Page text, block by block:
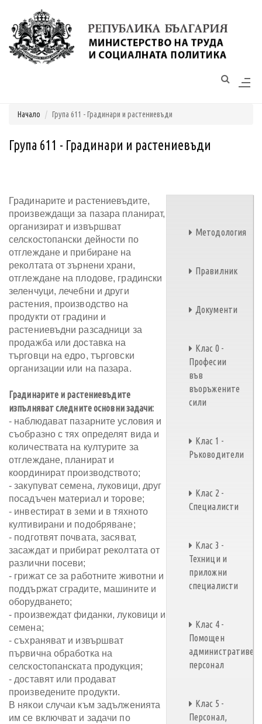
Моля,
обърнете
достъпност.
Начало Група 611 - Градинари и растениевъди
Група 611 - Градинари и растениевъди
Методология
Правилник
Документи
Клас 0 -
Професии
във
въоръжените
сили
Клас 1 -
Ръководители
Клас 2 -
Специалисти
Клас 3 -
Техници и
приложни
специалисти
Клас 4 -
Помощен
административен
персонал
Клас 5 -
Персонал,
Градинарите и растениевъдите,
произвеждащи за пазара планират,
организират и извършват
селскостопански дейности по
отглеждане и прибиране на
реколтата от зърнени храни,
отглеждане на плодове, градински
зеленчуци, лечебни и други
растения, производство на
продукти от градини и
растениевъдни разсадници за
продажба или доставка на
търговци на едро, търговски
организации или на пазара.
Градинарите и растениевъдите
изпълняват следните основни задачи:
- наблюдават пазарните условия и
съобразно с тях определят вида и
количествата на културите за
отглеждане, планират и
координират производството;
- закупуват семена, луковици, друг
посадъчен материал и торове;
- инвестират в земи и в тяхното
култивирани и подобряване;
- подготвят почвата, засяват,
засаждат и прибират реколтата от
различни посеви;
- грижат се за работните животни и
поддържат сградите, машините и
оборудването;
- произвеждат фиданки, луковици и
семена;
- съхраняват и извършват
първична обработка на
селскостопанската продукция;
- доставят или продават
произведените продукти.
В някои случаи към задълженията
им се включват и задачи по